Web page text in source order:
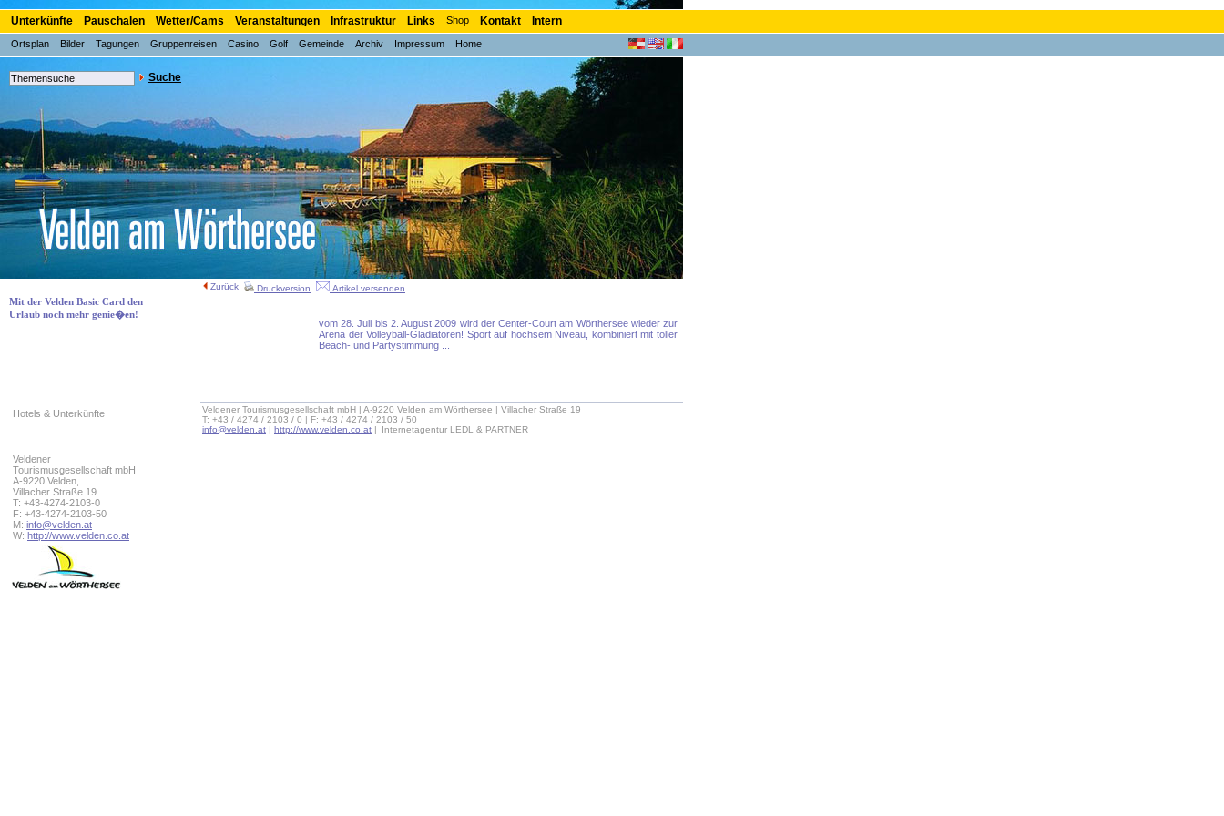
Unterkünfte Pauschalen Wetter/Cams Veranstaltungen Infrastruktur Links Shop Kontakt Intern
Ortsplan Bilder Tagungen Gruppenreisen Casino Golf Gemeinde Archiv Impressum Home
Mit der Velden Basic Card den
Urlaub noch mehr genie�en!
Suche
Hotels & Unterkünfte
Veldener
Tourismusgesellschaft mbH
A-9220 Velden,
Villacher Straße 19
T: +43-4274-2103-0
F: +43-4274-2103-50
M: info@velden.at
W: http://www.velden.co.at
Zurück Druckversion Artikel versenden
vom 28. Juli bis 2. August 2009 wird der Center-Court am Wörthersee wieder zur
Arena der Volleyball-Gladiatoren! Sport auf höchsem Niveau, kombiniert mit toller
Beach- und Partystimmung ...
Veldener Tourismusgesellschaft mbH | A-9220 Velden am Wörthersee | Villacher Straße 19
T: +43 / 4274 / 2103 / 0 | F: +43 / 4274 / 2103 / 50
info@velden.at | http://www.velden.co.at | Internetagentur LEDL & PARTNER